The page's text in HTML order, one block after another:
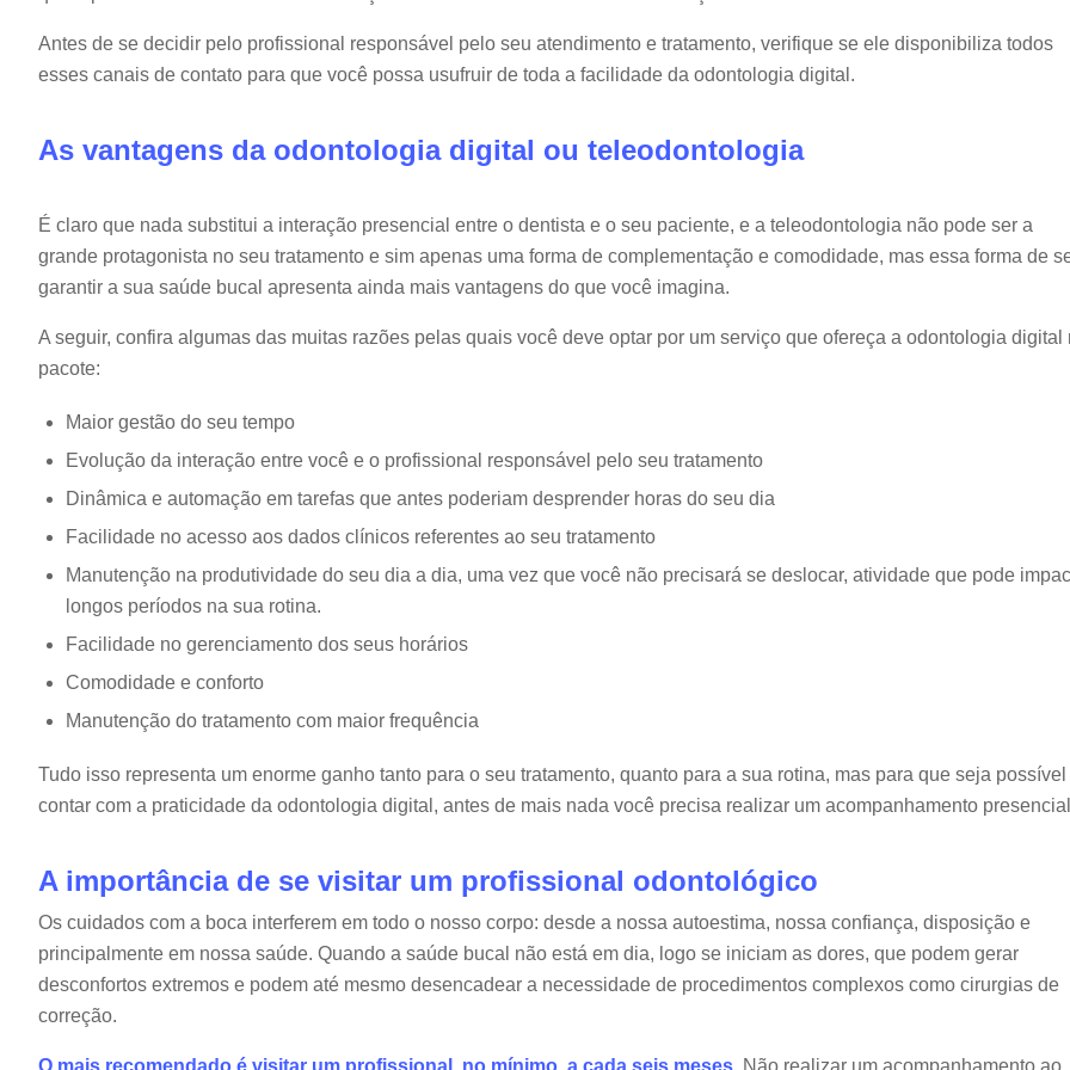
Antes de se decidir pelo profissional responsável pelo seu atendimento e tratamento, verifique se ele disponibiliza todos
esses canais de contato para que você possa usufruir de toda a facilidade da odontologia digital.
As vantagens da odontologia digital ou teleodontologia
É claro que nada substitui a interação presencial entre o dentista e o seu paciente, e a teleodontologia não pode ser a
grande protagonista no seu tratamento e sim apenas uma forma de complementação e comodidade, mas essa forma de
garantir a sua saúde bucal apresenta ainda mais vantagens do que você imagina.
A seguir, confira algumas das muitas razões pelas quais você deve optar por um serviço que ofereça a odontologia digital
pacote:
Maior gestão do seu tempo
Evolução da interação entre você e o profissional responsável pelo seu tratamento
Dinâmica e automação em tarefas que antes poderiam desprender horas do seu dia
Facilidade no acesso aos dados clínicos referentes ao seu tratamento
Manutenção na produtividade do seu dia a dia, uma vez que você não precisará se deslocar, atividade que pode
longos períodos na sua rotina.
Facilidade no gerenciamento dos seus horários
Comodidade e conforto
Manutenção do tratamento com maior frequência
Tudo isso representa um enorme ganho tanto para o seu tratamento, quanto para a sua rotina, mas para que seja possível
contar com a praticidade da odontologia digital, antes de mais nada você precisa realizar um acompanhamento
A importância de se visitar um profissional odontológico
Os cuidados com a boca interferem em todo o nosso corpo: desde a nossa autoestima, nossa confiança, disposição e
principalmente em nossa saúde. Quando a saúde bucal não está em dia, logo se iniciam as dores, que podem gerar
desconfortos extremos e podem até mesmo desencadear a necessidade de procedimentos complexos como cirurgias de
correção.
O mais recomendado é visitar um profissional, no mínimo, a cada seis meses. Não realizar um acompanhamento ao